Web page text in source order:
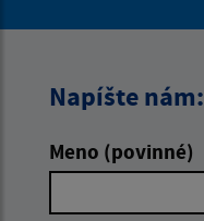
Napíšte nám:
Meno (povinné)